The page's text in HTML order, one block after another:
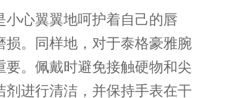
心翼翼地呵护着自己的唇
损。同样地，对于泰格豪雅腕
。佩戴时避免接触硬物和尖
进行清洁，并保持手表在干